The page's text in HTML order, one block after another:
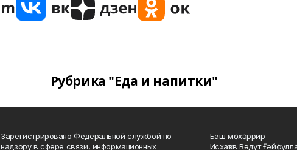
Рубрика "Еда и напитки"
Зарегистрировано Федеральной службой по
надзору в сфере связи, информационных
Баш мөхәррир
Исхаҡов Вәдүт